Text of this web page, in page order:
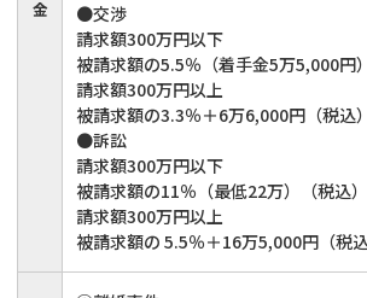
金
●交渉
請求額300万円以下
被請求額の5.5％（着手金5万5,000円
請求額300万円以上
被請求額の3.3％＋6万6,000円（税込）
●訴訟
請求額300万円以下
被請求額の11％（最低22万）（税込）
請求額300万円以上
被請求額の 5.5％＋16万5,000円（税込